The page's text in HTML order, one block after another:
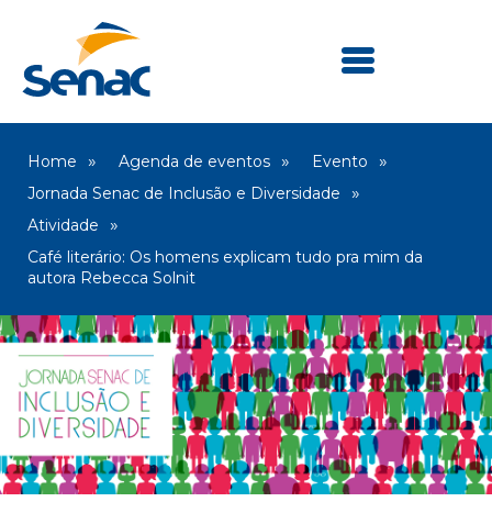
Home Agenda de eventos
Evento
Jornada Senac de Inclusão e Diversidade
Atividade
Café literário: Os homens explicam tudo pra mim da
autora Rebecca Solnit